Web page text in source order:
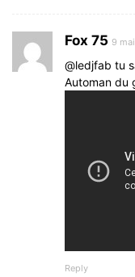
Fox 75 9
@ledjfab tu
Automan du
Reply